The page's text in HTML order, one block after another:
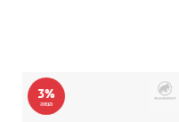
3%
הנחה